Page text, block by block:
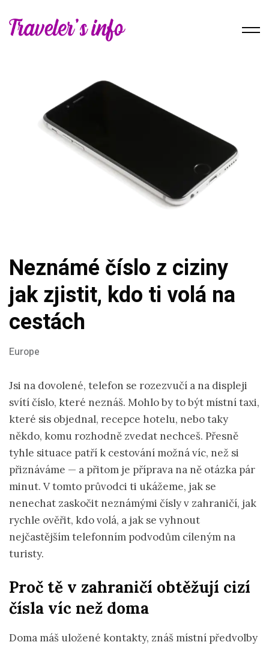
Neznámé číslo z ciziny
jak zjistit, kdo ti volá na
cestách
Europe
Jsi na dovolené, telefon se rozezvučí a na displeji
svítí číslo, které neznáš. Mohlo by to být místní taxi,
které sis objednal, recepce hotelu, nebo taky
někdo, komu rozhodně zvedat nechceš. Přesně
tyhle situace patří k cestování možná víc, než si
přiznáváme — a přitom je příprava na ně otázka pár
minut. V tomto průvodci ti ukážeme, jak se
nenechat zaskočit neznámými čísly v zahraničí, jak
rychle ověřit, kdo volá, a jak se vyhnout
nejčastějším telefonním podvodům cíleným na
turisty.
Proč tě v zahraničí obtěžují cizí
čísla víc než doma
Doma máš uložené kontakty, znáš místní předvolby